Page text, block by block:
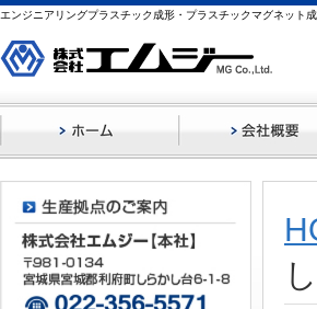
エンジニアリングプラスチック成形・プラスチックマグネット